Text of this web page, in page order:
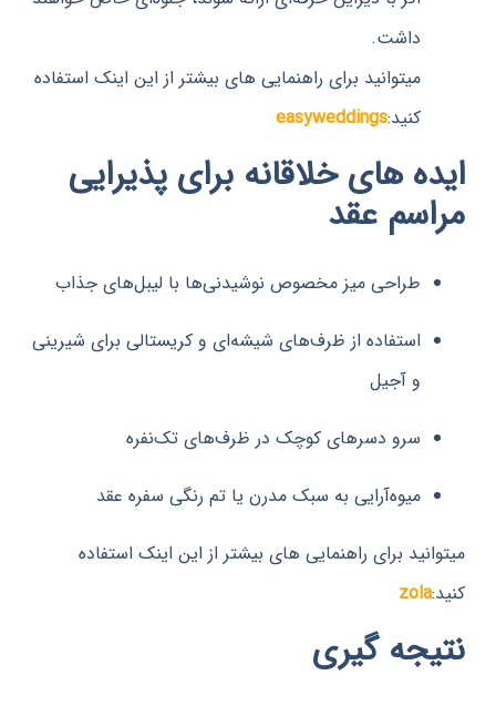
میتوانید برای راهنمایی های بیشتر از این اینک استفاده
easyweddings
های خلاقانه برای پذیرایی
عقد
طراحی میز مخصوص نوشیدنی‌ها با لیبل‌های جذاب
استفاده از ظرف‌های شیشه‌ای و کریستالی برای شیرینی
سرو دسرهای کوچک در ظرف‌های تک‌نفره
میوه‌آرایی به سبک مدرن یا تم رنگی سفره عقد
برای راهنمایی های بیشتر از این اینک استفاده
گیری